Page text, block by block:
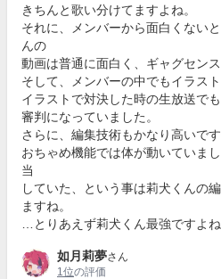
きちんと歌い分けてますよね。
それに、メンバーから面白くない
んの
動画は普通に面白く、ギャグセン
そして、メンバーの中でもイラス
イラストで対決した時の生放送で
審判になっていました。
さらに、編集技術もかなり高いです
おちゃめ機能では体が動いていま
当
していた、という事は莉犬くんの
ますね。
…とりあえず莉犬くん最強ですよね
如月莉夢さん
1位の評価